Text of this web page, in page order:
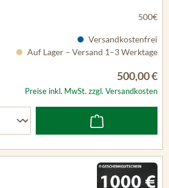
500€
Versandkostenfrei
Auf Lager – Versand 1–3 Werktage
500,00 €
Preise inkl. MwSt. zzgl. Versandkosten